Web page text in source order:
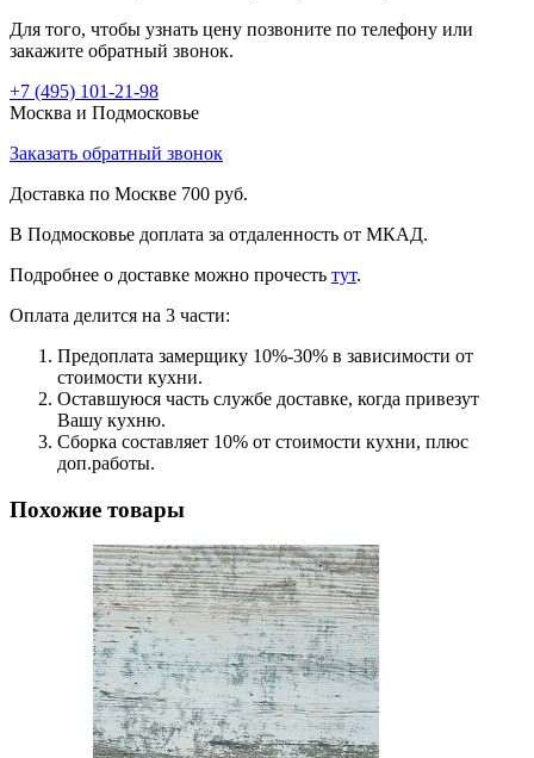
Для того, чтобы узнать цену позвоните по телефону или
закажите обратный звонок.
+7 (495) 101-21-98
Москва и Подмосковье
Заказать обратный звонок
Доставка по Москве 700 руб.
В Подмосковье доплата за отдаленность от МКАД.
Подробнее о доставке можно прочеcть тут.
Оплата делится на 3 части:
Предоплата замерщику 10%-30% в зависимости от
стоимости кухни.
Оставшуюся часть службе доставке, когда привезут
Вашу кухню.
Сборка составляет 10% от стоимости кухни, плюс
доп.работы.
Похожие товары